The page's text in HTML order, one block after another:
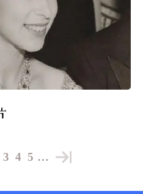
3 4 5 …